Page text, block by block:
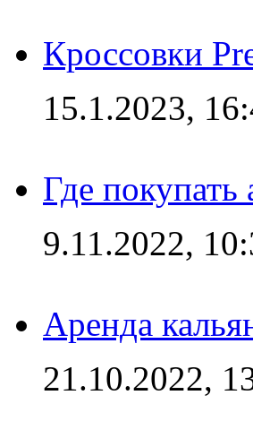
Кроссовки
15.1.2023,
Где покупать
9.11.2022,
Аренда
21.10.2022,